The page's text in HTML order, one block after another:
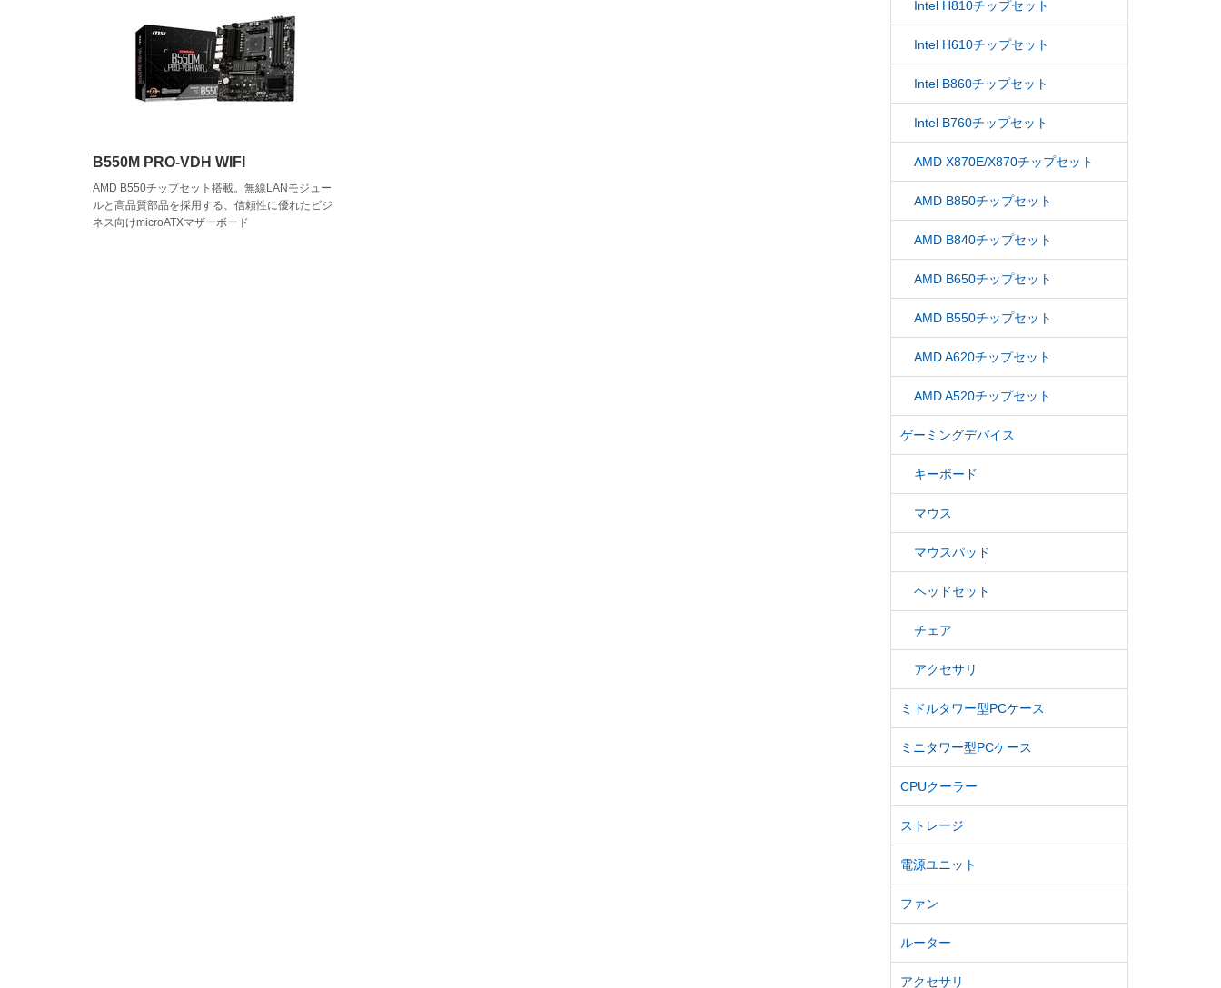
B550M PRO-VDH WIFI
AMD B550チップセット搭載。無線LANモジュー
ルと高品質部品を採用する、信頼性に優れたビジ
ネス向けmicroATXマザーボード
Intel H810チップセット
Intel H610チップセット
Intel B860チップセット
Intel B760チップセット
AMD X870E/X870チップセット
AMD B850チップセット
AMD B840チップセット
AMD B650チップセット
AMD B550チップセット
AMD A620チップセット
AMD A520チップセット
ゲーミングデバイス
キーボード
マウス
マウスパッド
ヘッドセット
チェア
アクセサリ
ミドルタワー型PCケース
ミニタワー型PCケース
CPUクーラー
ストレージ
電源ユニット
ファン
ルーター
アクセサリ